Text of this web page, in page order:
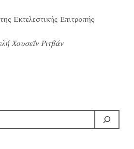
Εκτελεστικής Επιτροπής
Χουσεΐν Ριτβάν